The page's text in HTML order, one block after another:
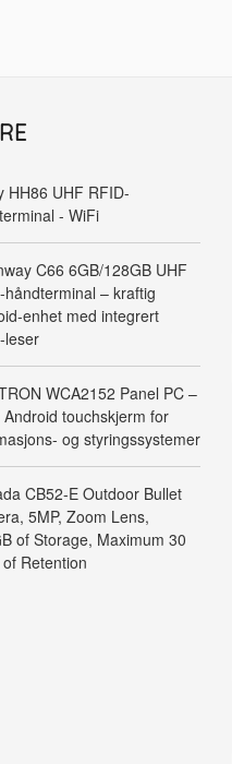
HH86 UHF RFID-
- WiFi
C66 6GB/128GB UHF
håndterminal – kraftig
enhet med integrert
leser
WCA2152 Panel PC –
touchskjerm for
og styringssystemer
CB52-E Outdoor Bullet
5MP, Zoom Lens,
of Storage, Maximum 30
Retention